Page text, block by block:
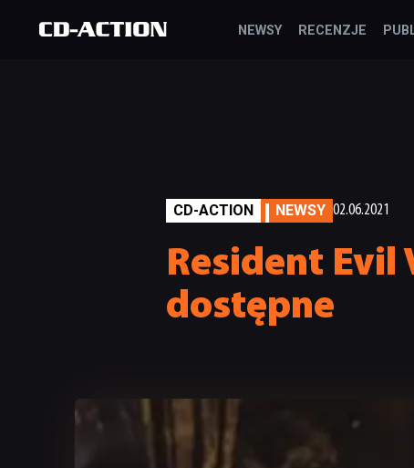
NEWSY RECENZJE
CD-ACTION NEWSY 02.06.2021
Resident Evil
dostępne